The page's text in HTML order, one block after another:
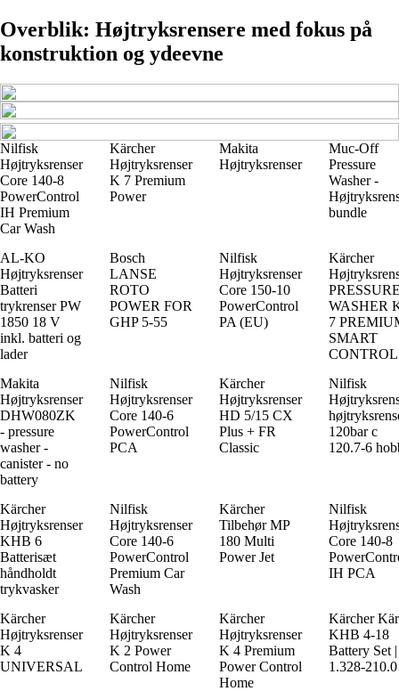
Overblik: Højtryksrensere med fokus på
konstruktion og ydeevne
Nilfisk
Højtryksrenser
Core 140-8
PowerControl
IH Premium
Car Wash
Kärcher
Højtryksrenser
K 7 Premium
Power
Makita
Højtryksrenser
Muc-Off
Pressure
Washer -
bundle
AL-KO
Højtryksrenser
Batteri
trykrenser PW
1850 18 V
inkl. batteri og
lader
Bosch
LANSE
ROTO
POWER FOR
GHP 5-55
Nilfisk
Højtryksrenser
Core 150-10
PowerControl
PA (EU)
Kärcher
WASHER
7
SMART
CONTROL
Makita
Højtryksrenser
DHW080ZK
- pressure
washer -
canister - no
battery
Nilfisk
Højtryksrenser
Core 140-6
PowerControl
PCA
Kärcher
Højtryksrenser
HD 5/15 CX
Plus + FR
Classic
Nilfisk
120bar c
120.7-6
Kärcher
Højtryksrenser
KHB 6
Batterisæt
håndholdt
trykvasker
Nilfisk
Højtryksrenser
Core 140-6
PowerControl
Premium Car
Wash
Kärcher
Tilbehør MP
180 Multi
Power Jet
Nilfisk
Core 140-8
IH PCA
Kärcher
Højtryksrenser
K 4
UNIVERSAL
Kärcher
Højtryksrenser
K 2 Power
Control Home
Kärcher
Højtryksrenser
K 4 Premium
Power Control
Home
Kärcher
KHB 4-18
Battery Set |
1.328-210.0